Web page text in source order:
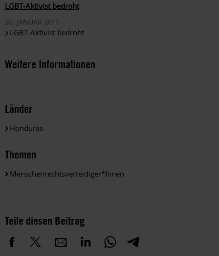
LGBT-Aktivist bedroht
20. JANUAR 2011
LGBT-Aktivist bedroht
Weitere Informationen
Länder
Honduras
Themen
Menschenrechtsverteidiger*innen
Teile diesen Beitrag